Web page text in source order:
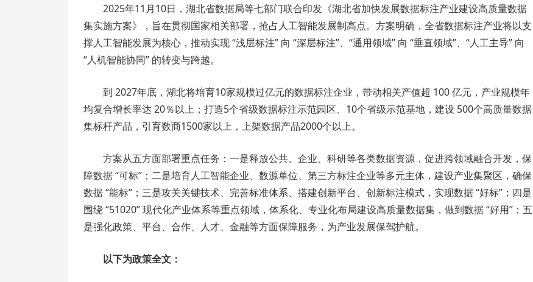
2025年11月10日，湖北省数据局等七部门联合印发《湖北省加快发展数据标注产业建设高质量数据
集实施方案》，旨在贯彻国家相关部署，抢占人工智能发展制高点。方案明确，全省数据标注产业将以支
撑人工智能发展为核心，推动实现 “浅层标注” 向 “深层标注”、“通用领域” 向 “垂直领域”、“人工主导” 向
“人机智能协同” 的转变与跨越。
到 2027年底，湖北将培育10家规模过亿元的数据标注企业，带动相关产值超 100 亿元，产业规模年
均复合增长率达 20％以上；打造5个省级数据标注示范园区、10个省级示范基地，建设 500个高质量数据
集标杆产品，引育数商1500家以上，上架数据产品2000个以上。
方案从五方面部署重点任务：一是释放公共、企业、科研等各类数据资源，促进跨领域融合开发，保
障数据 “可标”；二是培育人工智能企业、数源单位、第三方标注企业等多元主体，建设产业集聚区，确保
数据 “能标”；三是攻关关键技术、完善标准体系、搭建创新平台、创新标注模式，实现数据 “好标”；四是
围绕 “51020” 现代化产业体系等重点领域，体系化、专业化布局建设高质量数据集，做到数据 “好用”；五
是强化政策、平台、合作、人才、金融等方面保障服务，为产业发展保驾护航。
以下为政策全文：